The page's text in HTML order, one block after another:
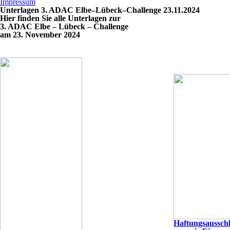
Impressum
Unterlagen 3. ADAC Elbe–Lübeck–Challenge 23.11.2024
Hier finden Sie alle Unterlagen zur
3. ADAC Elbe – Lübeck – Challenge
am 23. November 2024